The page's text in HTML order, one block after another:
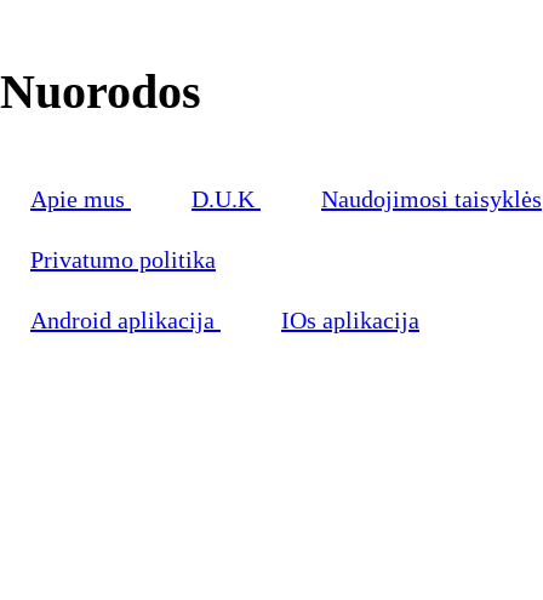
Nuorodos
Apie mus D.U.K Naudojimosi taisyklės
Privatumo politika
Android aplikacija IOs aplikacija